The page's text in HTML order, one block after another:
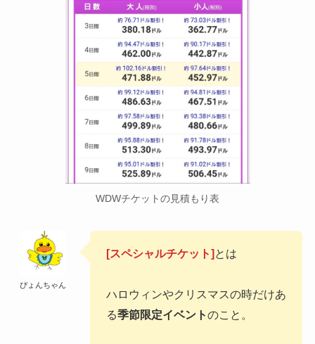
WDWチケットの見積もり表
ぴょんちゃん
[スペシャルチケット]とは
ハロウィンやクリスマスの時だけあ
る季節限定イベントのこと。